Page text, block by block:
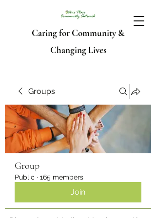
Caring for Community &
Changing Lives
Groups
Group
Public · 165 members
Join